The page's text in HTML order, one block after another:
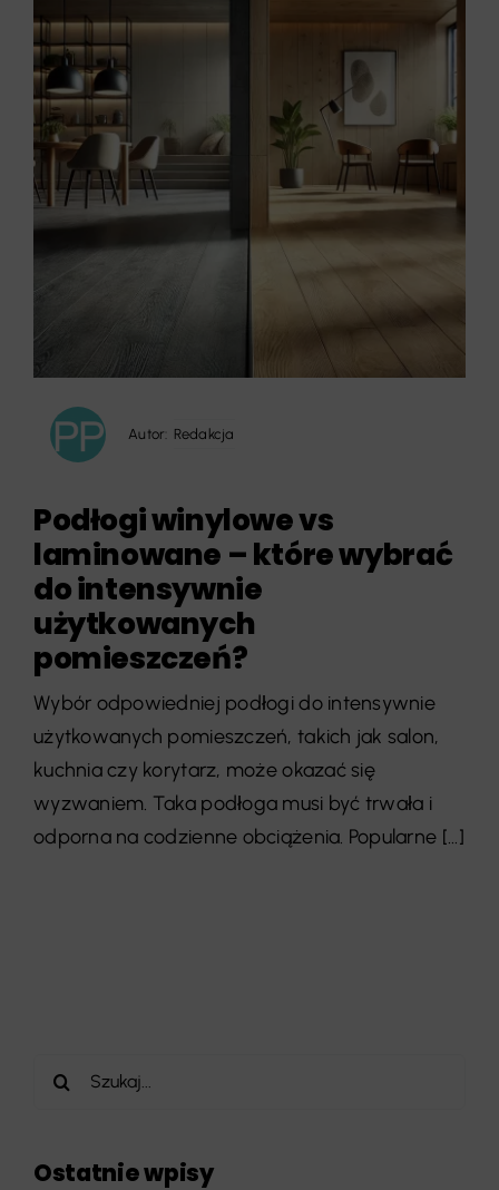
Autor: Redakcja
Podłogi winylowe vs
laminowane – które wybrać
do intensywnie
użytkowanych
pomieszczeń?
Wybór odpowiedniej podłogi do intensywnie
użytkowanych pomieszczeń, takich jak salon,
kuchnia czy korytarz, może okazać się
wyzwaniem. Taka podłoga musi być trwała i
odporna na codzienne obciążenia. Popularne [...]
Szukaj
Ostatnie wpisy